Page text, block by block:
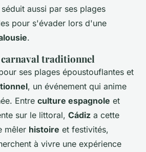
aussi par ses plages
pour s'évader lors d'une
.
carnaval traditionnel
ses plages époustouflantes et
, un événement qui anime
Entre culture espagnole et
sur le littoral, Cádiz a cette
mêler histoire et festivités,
à vivre une expérience